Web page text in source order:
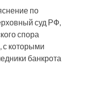
по
суд РФ,
спора
с которыми
банкрота